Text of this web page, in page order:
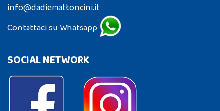
info@dadiemattoncini.it
Contattaci su Whatsapp
SOCIAL NETWORK